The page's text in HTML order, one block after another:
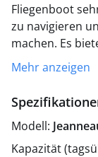
Fliegenboot
zu navigieren
machen. Es
Skipper.
Es ist 10 Meter
Kabinen.
es Matten zum
auch einen Ort,
können, sowohl
Mehr anzeigen
Modell:
Kapazität